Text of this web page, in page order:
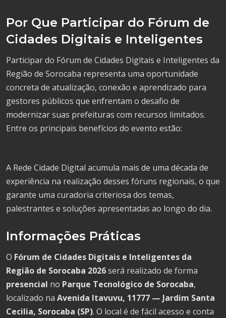
Por Que Participar do Fórum de
Cidades Digitais e Inteligentes
Participar do Fórum de Cidades Digitais e Inteligentes da
Região de Sorocaba representa uma oportunidade
concreta de atualização, conexão e aprendizado para
gestores públicos que enfrentam o desafio de
modernizar suas prefeituras com recursos limitados.
Entre os principais benefícios do evento estão:
A Rede Cidade Digital acumula mais de uma década de
experiência na realização desses fóruns regionais, o que
garante uma curadoria criteriosa dos temas,
palestrantes e soluções apresentadas ao longo do dia.
Informações Práticas
O Fórum de Cidades Digitais e Inteligentes da
Região de Sorocaba 2026será realizado de forma
presencial no Parque Tecnológico de Sorocaba,
localizado na Avenida Itavuvu, 11777 — Jardim Santa
Cecilia, Sorocaba (SP). O local é de fácil acesso e conta